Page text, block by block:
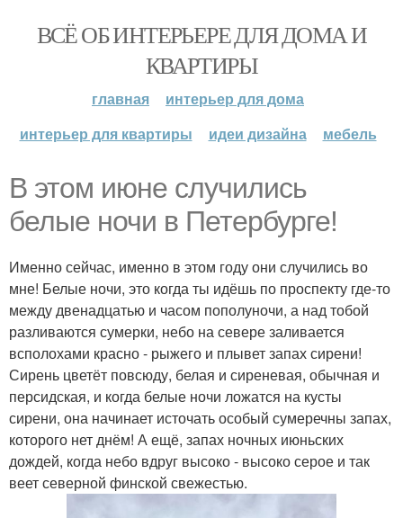
ВСЁ ОБ ИНТЕРЬЕРЕ ДЛЯ ДОМА И
КВАРТИРЫ
главная
интерьер для дома
интерьер для квартиры
идеи дизайна мебель
В этом июне случились
белые ночи в Петербурге!
Именно сейчас, именно в этом году они случились во
мне! Белые ночи, это когда ты идёшь по проспекту где-то
между двенадцатью и часом пополуночи, а над тобой
разливаются сумерки, небо на севере заливается
всполохами красно - рыжего и плывет запах сирени!
Сирень цветёт повсюду, белая и сиреневая, обычная и
персидская, и когда белые ночи ложатся на кусты
сирени, она начинает источать особый сумеречны запах,
которого нет днём! А ещё, запах ночных июньских
дождей, когда небо вдруг высоко - высоко серое и так
веет северной финской свежестью.